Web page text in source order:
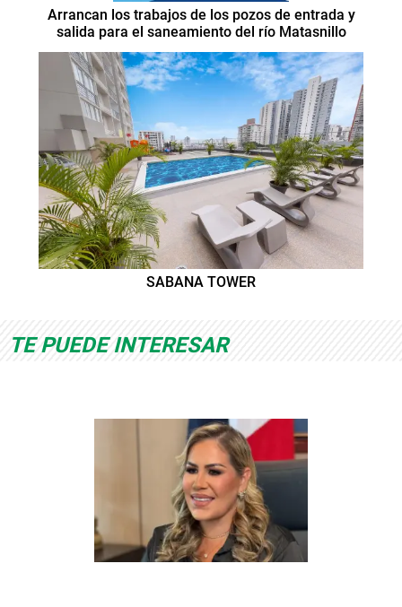
Arrancan los trabajos de los pozos de entrada y
salida para el saneamiento del río Matasnillo
SABANA TOWER
TE PUEDE INTERESAR